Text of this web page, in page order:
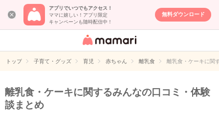
アプリでいつでもアクセス！
ママに嬉しい！アプリ限定
キャンペーンも随時配信中！
無料ダウンロード
女性専用匿名QA
イト
トップ 子育て・グッズ 育児 赤ちゃん 離乳食 離乳食・ケーキに関
離乳食・ケーキに関するみんなの口コミ・体験
談まとめ